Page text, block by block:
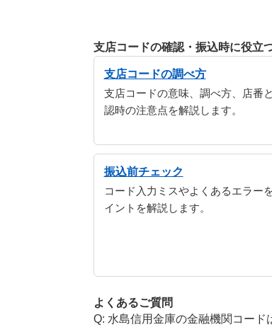
支店コードの確認・振込時に役立
支店コードの調べ方
支店コードの意味、調べ方、店番
認時の注意点を解説します。
振込前チェック
コード入力ミスやよくあるエラー
イントを解説します。
よくあるご質問
水島信用金庫の金融機関コード